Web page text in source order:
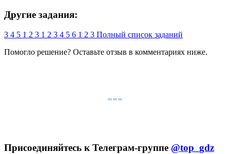
Другие задания:
3 4 5 1 2 3 1 2 3 4 5 6 1 2 3 Полный список заданий
Помогло решение? Оставьте отзыв в комментариях ниже.
Присоединяйтесь к Телеграм-группе @top_gdz